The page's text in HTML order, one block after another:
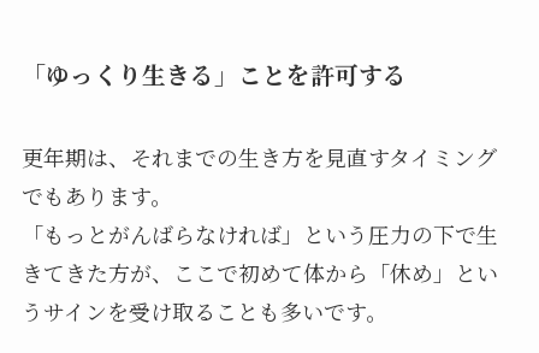
「ゆっくり生きる」ことを許可する
更年期は、それまでの生き方を見直すタイミング
でもあります。
「もっとがんばらなければ」という圧力の下で生
きてきた方が、ここで初めて体から「休め」とい
うサインを受け取ることも多いです。